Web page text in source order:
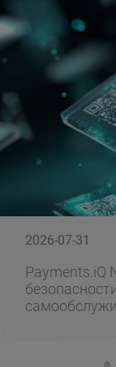
2026-07-31
Payments.iQ